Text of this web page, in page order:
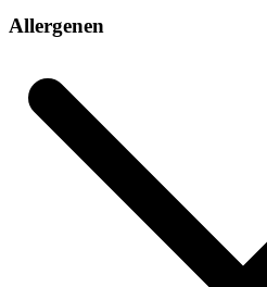
Allergenen